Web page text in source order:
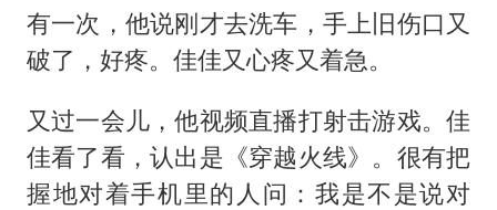
有一次，他说刚才去洗车，手上旧伤口又
破了，好疼。佳佳又心疼又着急。
又过一会儿，他视频直播打射击游戏。佳
佳看了看，认出是《穿越火线》。很有把
握地对着手机里的人问：我是不是说对